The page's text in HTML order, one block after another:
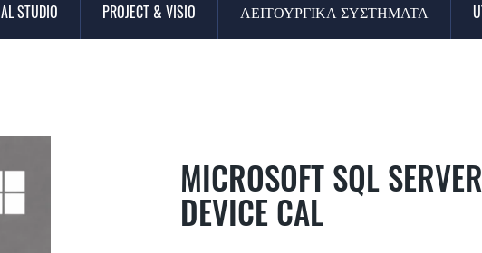
STUDIO PROJECT & VISIO ΛΕΙΤΟΥΡΓΙΚΆ ΣΥΣΤΉΜΑΤΑ
MICROSOFT SQL
DEVICE CAL